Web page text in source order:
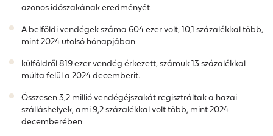
azonos időszakának eredményét.
A belföldi vendégek száma 604 ezer volt, 10,1 százalékkal több,
mint 2024 utolsó hónapjában.
külföldről 819 ezer vendég érkezett, számuk 13 százalékkal
múlta felül a 2024 decemberit.
Összesen 3,2 millió vendégéjszakát regisztráltak a hazai
szálláshelyek, ami 9,2 százalékkal volt több, mint 2024
decemberében.